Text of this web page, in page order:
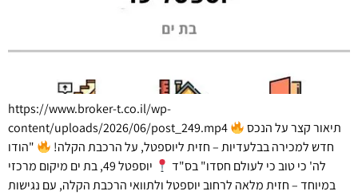
https://www.broker-t.co.il/wp-
content/uploads/2026/06/post_249.mp4 תיאור קצר על הנכס
חדש למכירה בבלעדיות – חזית ליוספטל, על הרכבת הקלה!
"הודו
לה' כי טוב כי לעולם חסדו" בס"ד
יוספטל 49, בת ים מיקום מרכזי
במיוחד – חזית מלאה לרחוב יוספטל ולתוואי הרכבת הקלה, עם נגישות